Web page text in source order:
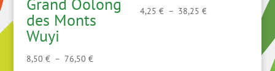
des Monts
Wuyi
8,50 € – 76,50 €Plage
4,25€ – 38,25€